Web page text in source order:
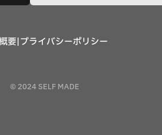
要|プライバシーポリシー
© 2024 SELF MADE